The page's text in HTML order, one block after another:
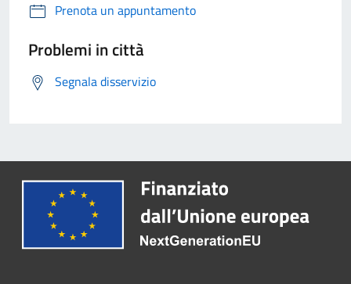
Prenota un appuntamento
Problemi in città
Segnala disservizio